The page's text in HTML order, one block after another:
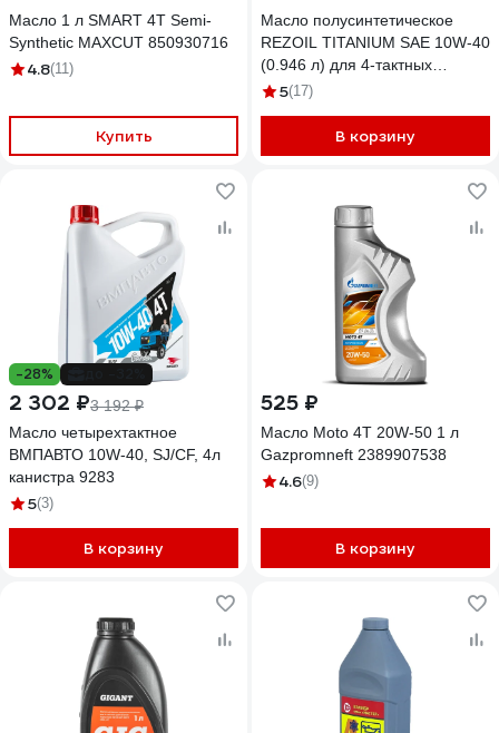
Масло 1 л SMART 4T Semi-
Synthetic MAXCUT 850930716
4.8(11)
Купить
Масло полусинтетическое
REZOIL TITANIUM SAE 10W-40
(0.946 л) для 4-тактных
двигателей API SJ/CF Rezer
5(17)
В корзину
-28%
2 302 ₽3 192 ₽
Масло четырехтактное
ВМПАВТО 10W-40, SJ/CF, 4л
канистра 9283
5(3)
В корзину
525 ₽
Масло Moto 4T 20W-50 1 л
Gazpromneft 2389907538
4.6(9)
В корзину